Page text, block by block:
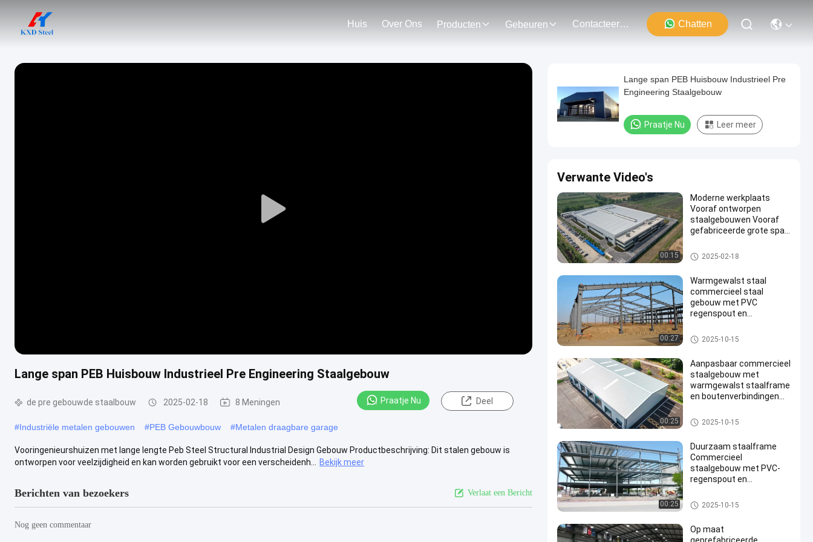
Huis Over Ons Producten Gebeuren Contacteer Ons Chatten
Play
Lange span PEB Huisbouw Industrieel Pre Engineering Staalgebouw
de pre gebouwde staalbouw 2025-02-18 8 Meningen Praatje Nu Deel
#Industriële metalen gebouwen #PEB Gebouwbouw #Metalen draagbare garage
Vooringenieurshuizen met lange lengte Peb Steel Structural Industrial Design Gebouw Productbeschrijving: Dit stalen gebouw is
ontworpen voor veelzijdigheid en kan worden gebruikt voor een verscheidenh...
Bekijk meer
Berichten van bezoekers Verlaat een Bericht
Nog geen commentaar
Lange span PEB Huisbouw Industrieel Pre
Engineering Staalgebouw
Praatje Nu Leer meer
Verwante Video's
00:15
Moderne werkplaats
Vooraf ontworpen
staalgebouwen Vooraf
gefabriceerde grote span
de pre gebouwde staalbouw
2025-02-18
00:27
Warmgewalst staal
commercieel staal
gebouw met PVC
regenspout en
Commercieel staalgebouw
2025-10-15
00:25
Aanpasbaar commercieel
staalgebouw met
warmgewalst staalframe
en boutenverbindingen
montage
Commercieel staalgebouw
2025-10-15
00:25
Duurzaam staalframe
Commercieel
staalgebouw met PVC-
regenspout en
Commercieel staalgebouw
2025-10-15
Op maat